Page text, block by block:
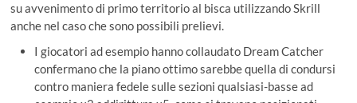
su avvenimento di primo territorio al bisca utilizzando Skrill
anche nel caso che sono possibili prelievi.
I giocatori ad esempio hanno collaudato Dream Catcher
confermano che la piano ottimo sarebbe quella di condursi
contro maniera fedele sulle sezioni qualsiasi-basse ad